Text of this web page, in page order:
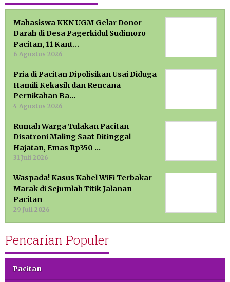
Mahasiswa KKN UGM Gelar Donor
Darah di Desa Pagerkidul Sudimoro
Pacitan, 11 Kant…
6 Agustus 2026
Pria di Pacitan Dipolisikan Usai Diduga
Hamili Kekasih dan Rencana
Pernikahan Ba…
4 Agustus 2026
Rumah Warga Tulakan Pacitan
Disatroni Maling Saat Ditinggal
Hajatan, Emas Rp350 …
31 Juli 2026
Waspada! Kasus Kabel WiFi Terbakar
Marak di Sejumlah Titik Jalanan
Pacitan
29 Juli 2026
Pencarian Populer
Pacitan